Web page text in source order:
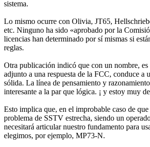
sistema.
Lo mismo ocurre con Olivia, JT65,
etc. Ninguno ha sido «aprobado por la
licencias han determinado por sí mismas si
reglas.
Otra publicación indicó que con un nombre,
adjunto a una respuesta de la FCC, conduce a
sólida. La línea de pensamiento y
interesante a la par que lógica. ¡ y estoy muy
Esto implica que, en el improbable caso de
problema de SSTV estrecha, siendo un
necesitará articular nuestro fundamento para
elegimos, por ejemplo, MP73-N.